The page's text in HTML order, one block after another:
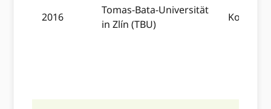
2016
Tomas-Bata-Universität
in Zlín (TBU)
Komplett